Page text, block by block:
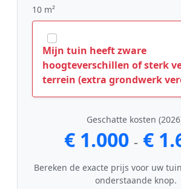
10 m²
Mijn tuin heeft zware
hoogteverschillen of sterk
terrein (extra grondwerk
Geschatte kosten
€ 1.000 - €
Bereken de exacte prijs voor uw
onderstaande knop.